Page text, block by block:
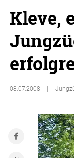
Kleve,
08.07.2008